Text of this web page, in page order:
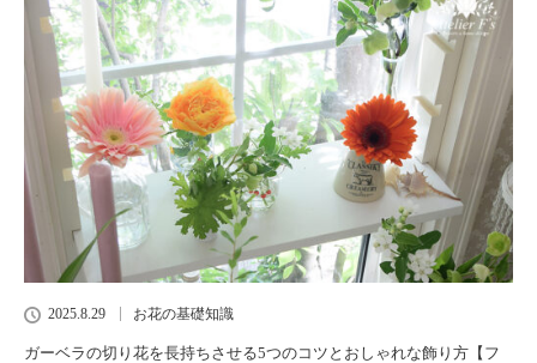
2025.8.29 お花の基礎知識
ガーベラの切り花を長持ちさせる5つのコツとおしゃれな飾り方【フ